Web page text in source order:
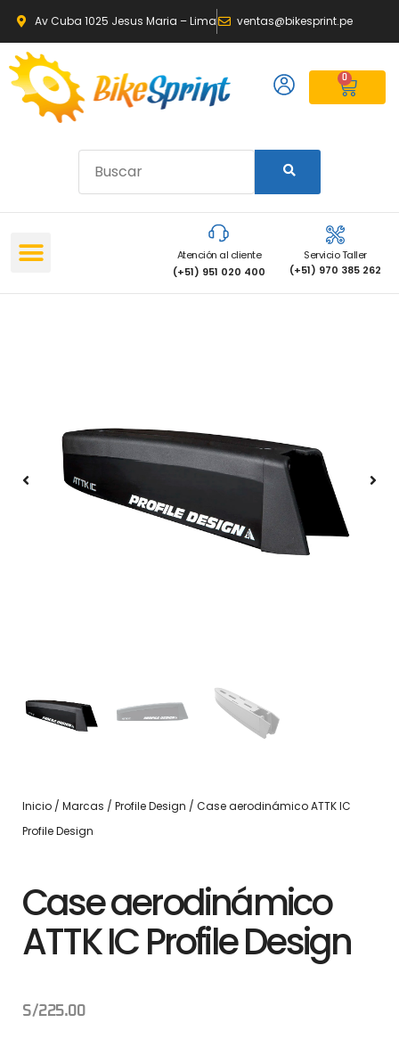
Av Cuba 1025 Jesus Maria – Lima ventas@bikesprint.pe
0
Atención al cliente
(+51) 951 020 400
Servicio Taller
(+51) 970 385 262
Inicio / Marcas / Profile Design / Case aerodinámico ATTK IC
Profile Design
Case aerodinámico
ATTK IC Profile Design
S/225.00